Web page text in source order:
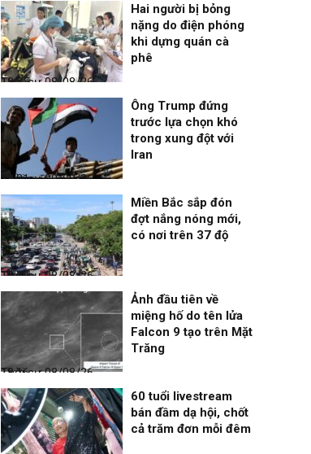
Thời sự
08/08/26, 18:25
Hai người bị bỏng
nặng do điện phóng
khi dựng quán cà
phê
Thời sự
08/08/26, 18:21
Ông Trump đứng
trước lựa chọn khó
trong xung đột với
Iran
Thời sự
08/08/26, 18:19
Miền Bắc sắp đón
đợt nắng nóng mới,
có nơi trên 37 độ
Thời sự
08/08/26, 18:16
Ảnh đầu tiên về
miệng hố do tên lửa
Falcon 9 tạo trên Mặt
Trăng
60 tuổi livestream
bán đầm dạ hội, chốt
cả trăm đơn mỗi đêm